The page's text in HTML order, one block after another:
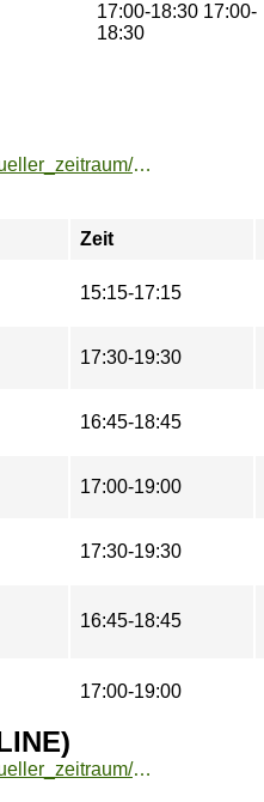
17:00-18:30 17:00-
18:30
https://buchung.hochschulsport-potsdam.de/angebote/aktueller_zeitraum/_Rudern.html
Zeit
15:15-17:15
17:30-19:30
16:45-18:45
17:00-19:00
17:30-19:30
16:45-18:45
17:00-19:00
https://buchung.hochschulsport-potsdam.de/angebote/aktueller_zeitraum/_Yogalehrausbildung__PRAeSENZ_ONLINE_.html